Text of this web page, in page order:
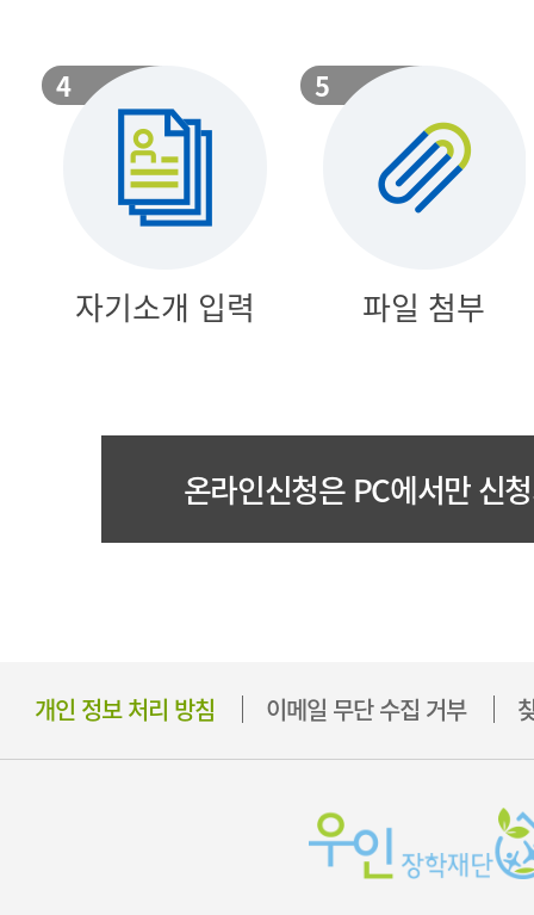
자기소개 입력 파일 첨부
온라인신청은 PC에서만 신
개인 정보 처리 방침 이메일 무단 수집 거부